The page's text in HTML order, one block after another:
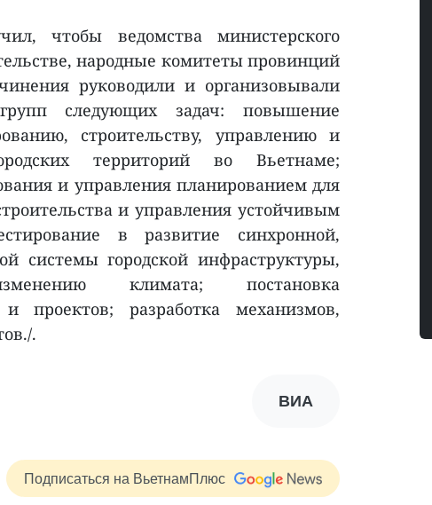
чтобы ведомства министерского
народные комитеты провинций
руководили и организовывали
следующих задач: повышение
строительству, управлению и
территорий во Вьетнаме;
и управления планированием для
и управления устойчивым
в развитие синхронной,
системы городской инфраструктуры,
климата; постановка
проектов; разработка механизмов,
.
ВИА
Подписаться на ВьетнамПлюс